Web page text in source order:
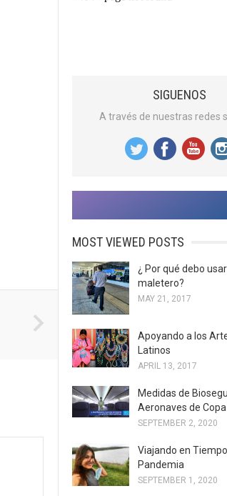
SIGUENOS
A través de nuestras redes
MOST VIEWED POSTS
¿ Por qué debo
maletero?
MAY 21, 2017
Apoyando a los
Latinos
APRIL 13, 2017
Medidas de
Aeronaves de
SEPTEMBER 2, 2020
Viajando en
Pandemia
SEPTEMBER 1, 2020